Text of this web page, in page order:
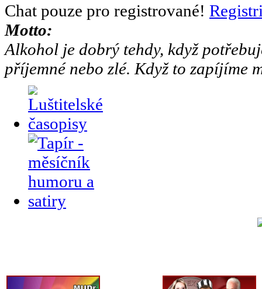
Chat pouze pro registrované!
Motto:
Alkohol je dobrý tehdy, když
příjemné nebo zlé. Když to zapíjíme